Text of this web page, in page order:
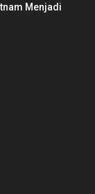
Menjadi